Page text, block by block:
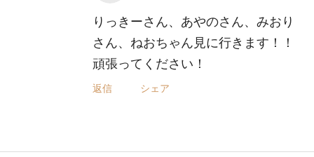
りっきーさん、あやのさん、みおり
さん、ねおちゃん見に行きます！！
頑張ってください！
返信 シェア